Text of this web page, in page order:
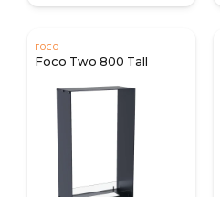
FOCO
Foco Two 800 Tall